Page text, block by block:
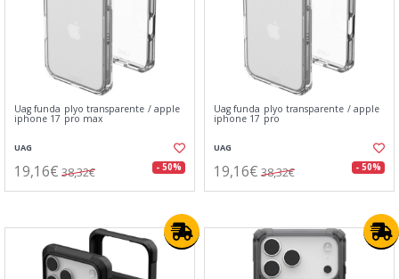
Uag funda plyo transparente⁤⁣ / apple
iphone 17 pro max
UAG
19,16€ 38,32€ - 50%
Uag funda plyo transparente⁤⁣ / apple
iphone 17 pro
UAG
19,16€ 38,32€ - 50%